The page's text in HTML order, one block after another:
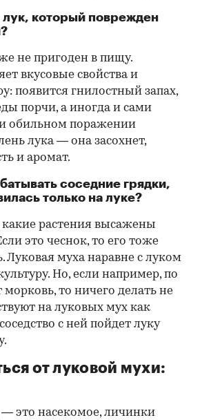
который поврежден
не пригоден в пищу.
вкусовые свойства и
появится гнилостный запах,
порчи, а иногда и сами
обильном поражении
лука — она засохнет,
и аромат.
соседние грядки,
только на луке?
какие растения высажены
это чеснок, то его тоже
Луковая муха наравне с луком
Но, если например, по
морковь, то ничего делать не
на луковых мух как
с ней пойдет луку
от луковой мухи:
это насекомое, личинки